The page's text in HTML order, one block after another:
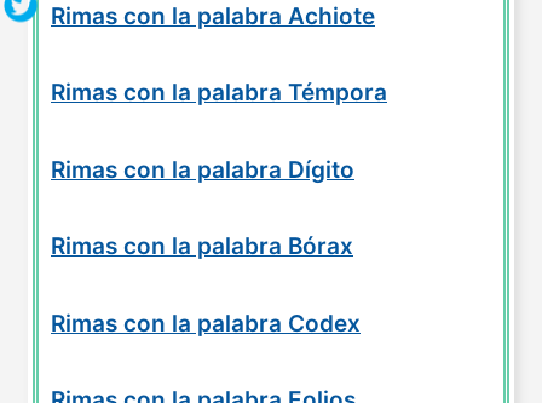
Rimas con la palabra Achiote
Rimas con la palabra Témpora
Rimas con la palabra Dígito
Rimas con la palabra Bórax
Rimas con la palabra Codex